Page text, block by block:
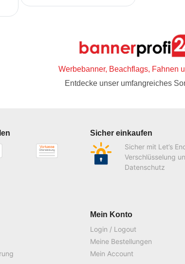
Werbebanner, Beachflags, Fahnen
Entdecke unser umfangreiches
Sicher einkaufen
Sicher mit Let’s
Verschlüsselung
Datenschutz
Mein Konto
Login / Logout
Meine Bestellungen
Mein Account